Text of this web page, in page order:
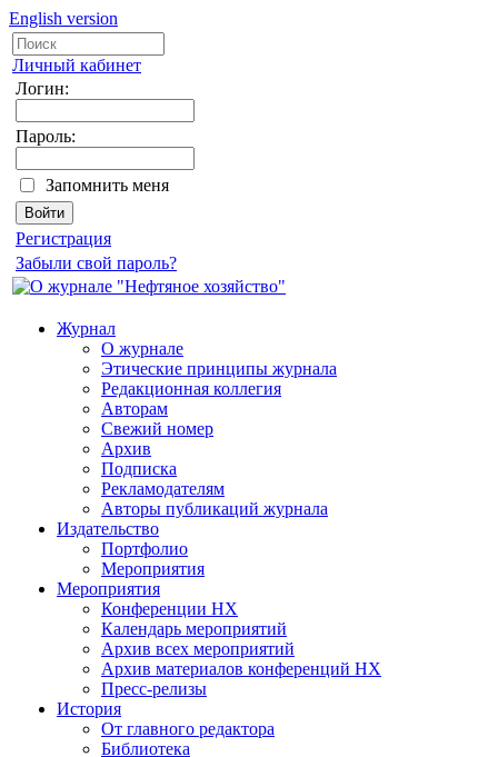
English version
Личный кабинет
Логин:
Пароль:
Запомнить меня
Регистрация
Забыли свой пароль?
Журнал
О журнале
Этические принципы журнала
Редакционная коллегия
Авторам
Свежий номер
Архив
Подписка
Рекламодателям
Авторы публикаций журнала
Издательство
Портфолио
Мероприятия
Мероприятия
Конференции НХ
Календарь мероприятий
Архив всех мероприятий
Архив материалов конференций НХ
Пресс-релизы
История
От главного редактора
Библиотека